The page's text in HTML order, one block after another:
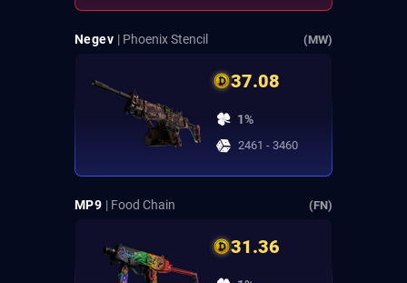
Negev | Phoenix Stencil (MW)
37.08
1%
2461 - 3460
MP9 | Food Chain (FN)
31.36